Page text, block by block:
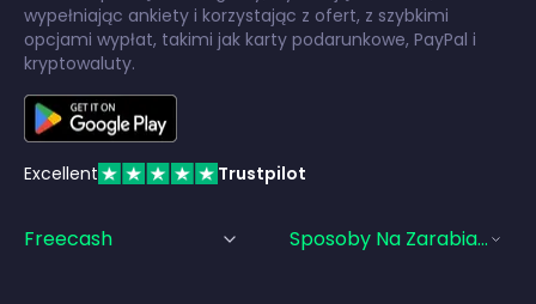
wypełniając ankiety i korzystając z ofert, z szybkimi
opcjami wypłat, takimi jak karty podarunkowe, PayPal i
kryptowaluty.
Excellent Trustpilot
Freecash Sposoby Na Zarabianie